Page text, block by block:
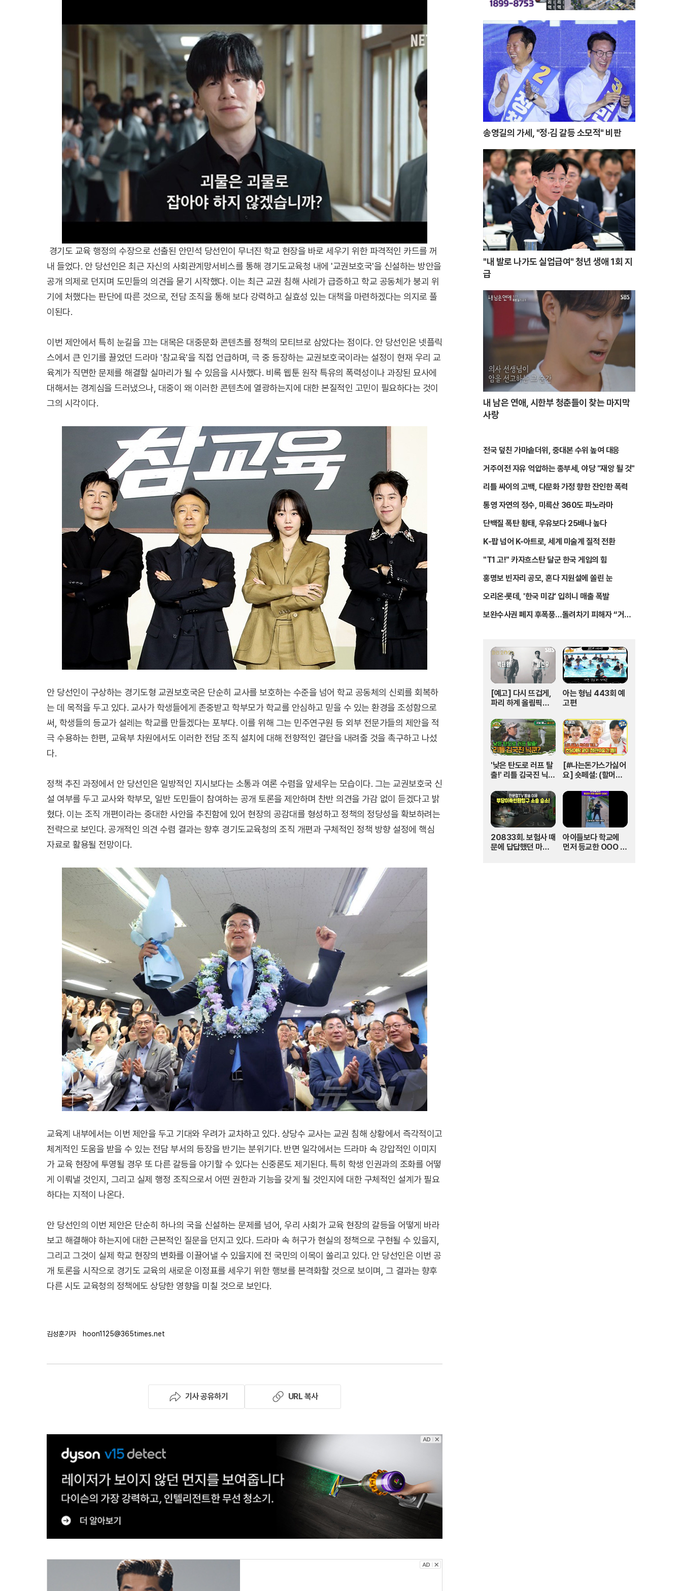
경기도 교육 행정의 수장으로 선출된 안민석 당선인이 무너진 학교 현장을 바로 세우기 위한 파격적인 카드를 꺼
내 들었다. 안 당선인은 최근 자신의 사회관계망서비스를 통해 경기도교육청 내에 '교권보호국'을 신설하는 방안을
공개 의제로 던지며 도민들의 의견을 묻기 시작했다. 이는 최근 교권 침해 사례가 급증하고 학교 공동체가 붕괴 위
기에 처했다는 판단에 따른 것으로, 전담 조직을 통해 보다 강력하고 실효성 있는 대책을 마련하겠다는 의지로 풀
이된다.
이번 제안에서 특히 눈길을 끄는 대목은 대중문화 콘텐츠를 정책의 모티브로 삼았다는 점이다. 안 당선인은 넷플릭
스에서 큰 인기를 끌었던 드라마 '참교육'을 직접 언급하며, 극 중 등장하는 교권보호국이라는 설정이 현재 우리 교
육계가 직면한 문제를 해결할 실마리가 될 수 있음을 시사했다. 비록 웹툰 원작 특유의 폭력성이나 과장된 묘사에
대해서는 경계심을 드러냈으나, 대중이 왜 이러한 콘텐츠에 열광하는지에 대한 본질적인 고민이 필요하다는 것이
그의 시각이다.
안 당선인이 구상하는 경기도형 교권보호국은 단순히 교사를 보호하는 수준을 넘어 학교 공동체의 신뢰를 회복하
는 데 목적을 두고 있다. 교사가 학생들에게 존중받고 학부모가 학교를 안심하고 믿을 수 있는 환경을 조성함으로
써, 학생들의 등교가 설레는 학교를 만들겠다는 포부다. 이를 위해 그는 민주연구원 등 외부 전문가들의 제안을 적
극 수용하는 한편, 교육부 차원에서도 이러한 전담 조직 설치에 대해 전향적인 결단을 내려줄 것을 촉구하고 나섰
다.
정책 추진 과정에서 안 당선인은 일방적인 지시보다는 소통과 여론 수렴을 앞세우는 모습이다. 그는 교권보호국 신
설 여부를 두고 교사와 학부모, 일반 도민들이 참여하는 공개 토론을 제안하며 찬반 의견을 가감 없이 듣겠다고 밝
혔다. 이는 조직 개편이라는 중대한 사안을 추진함에 있어 현장의 공감대를 형성하고 정책의 정당성을 확보하려는
전략으로 보인다. 공개적인 의견 수렴 결과는 향후 경기도교육청의 조직 개편과 구체적인 정책 방향 설정에 핵심
자료로 활용될 전망이다.
교육계 내부에서는 이번 제안을 두고 기대와 우려가 교차하고 있다. 상당수 교사는 교권 침해 상황에서 즉각적이고
체계적인 도움을 받을 수 있는 전담 부서의 등장을 반기는 분위기다. 반면 일각에서는 드라마 속 강압적인 이미지
가 교육 현장에 투영될 경우 또 다른 갈등을 야기할 수 있다는 신중론도 제기된다. 특히 학생 인권과의 조화를 어떻
게 이뤄낼 것인지, 그리고 실제 행정 조직으로서 어떤 권한과 기능을 갖게 될 것인지에 대한 구체적인 설계가 필요
하다는 지적이 나온다.
안 당선인의 이번 제안은 단순히 하나의 국을 신설하는 문제를 넘어, 우리 사회가 교육 현장의 갈등을 어떻게 바라
보고 해결해야 하는지에 대한 근본적인 질문을 던지고 있다. 드라마 속 허구가 현실의 정책으로 구현될 수 있을지,
그리고 그것이 실제 학교 현장의 변화를 이끌어낼 수 있을지에 전 국민의 이목이 쏠리고 있다. 안 당선인은 이번 공
개 토론을 시작으로 경기도 교육의 새로운 이정표를 세우기 위한 행보를 본격화할 것으로 보이며, 그 결과는 향후
다른 시도 교육청의 정책에도 상당한 영향을 미칠 것으로 보인다.
김성훈기자 hoon1125@365times.net
기사 공유하기 URL 복사
송영길의 가세, "정·김 갈등 소모적" 비판
"내 발로 나가도 실업급여" 청년 생애 1회 지
급
내 남은 연애, 시한부 청춘들이 찾는 마지막
사랑
전국 덮친 가마솥더위, 중대본 수위 높여 대응
거주이전 자유 억압하는 종부세, 야당 "재앙 될 것"
리틀 싸이의 고백, 다문화 가정 향한 잔인한 폭력
통영 자연의 정수, 미륵산 360도 파노라마
단백질 폭탄 황태, 우유보다 25배나 높다
K-팝 넘어 K-아트로, 세계 미술계 질적 전환
"T1 고!" 카자흐스탄 달군 한국 게임의 힘
홍명보 빈자리 공모, 혼다 지원설에 쏠린 눈
오리온·롯데, '한국 미감' 입히니 매출 폭발
보완수사권 폐지 후폭풍…돌려차기 피해자 “거부
[예고] 다시 뜨겁게,
파리 하계 올림픽은
4 | SBS
아는 형님 443회 예
고편
'낮은 탄도로 러프 탈
출!' 리틀 김국진 닉
어 EP.9-2
[#나는돈가스가싫어
요] 숏페셜: (할머니)
~!! 눈빛만 봐도 알 수
있자나 너 내 도도동
지가 돼랏!🌶️😭 #Th
ePorkCutlet MB
C240706방송
20833회. 보험사 때
문에 답답했던 마음,
아이들보다 학교에
먼저 등교한 OOO #